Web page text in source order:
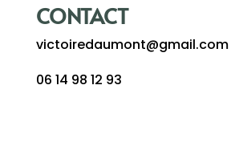
CONTACT
victoiredaumont@gmail.com
06 14 98 12 93